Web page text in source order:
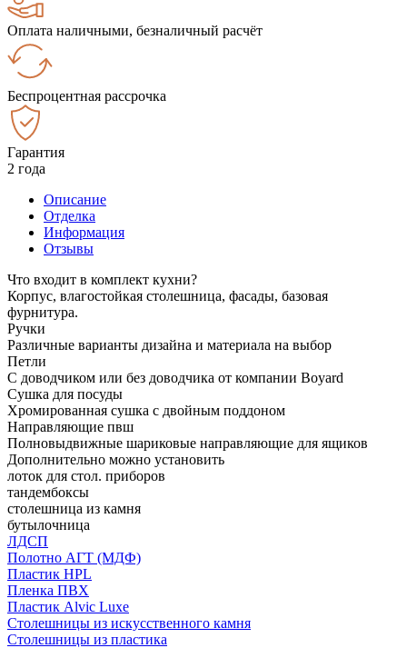
Оплата наличными, безналичный расчёт
Беспроцентная рассрочка
Гарантия
2 года
Описание
Отделка
Информация
Отзывы
Что входит в комплект кухни?
Корпус, влагостойкая столешница, фасады, базовая
фурнитура.
Ручки
Различные варианты дизайна и материала на выбор
Петли
С доводчиком или без доводчика от компании Boyard
Сушка для посуды
Хромированная сушка с двойным поддоном
Направляющие пвш
Полновыдвижные шариковые направляющие для ящиков
Дополнительно можно установить
лоток для стол. приборов
тандембоксы
столешница из камня
бутылочница
ЛДСП
Полотно АГТ (МДФ)
Пластик HPL
Пленка ПВХ
Пластик Alvic Luxe
Столешницы из искусственного камня
Столешницы из пластика